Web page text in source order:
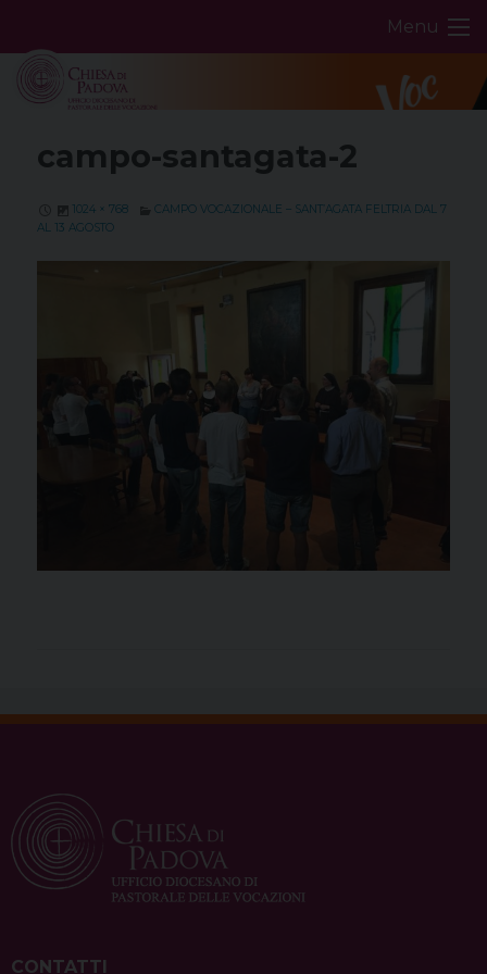
content
Menu
campo-santagata-2
1024 × 768
CAMPO VOCAZIONALE – SANT’AGATA FELTRIA DAL 7
AL 13 AGOSTO
CONTATTI